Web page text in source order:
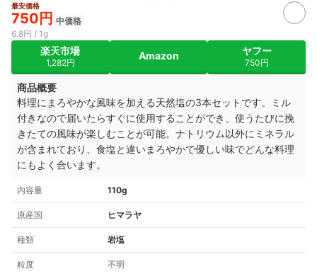
最安価格
750円 中価格
6.8円 / 1g
楽天市場
1,282円
Amazon ヤフー
750円
商品概要
料理にまろやかな風味を加える天然塩の3本セットです。ミル
付きなので届いたらすぐに使用することができ、使うたびに挽
きたての風味が楽しむことが可能。ナトリウム以外にミネラル
が含まれており、食塩と違いまろやかで優しい味でどんな料理
にもよく合います。
内容量 110g
原産国 ヒマラヤ
種類 岩塩
粒度 不明